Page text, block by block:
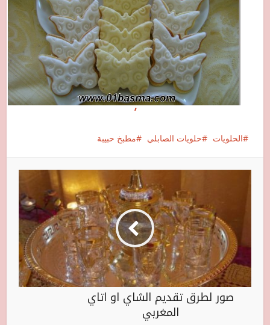
’
الحلويات حلويات الصابلي مطبخ حبيبة
صور لطرق تقديم الشاي او اتاي
المغربي